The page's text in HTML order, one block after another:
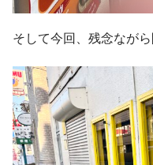
そして今回、残念ながら